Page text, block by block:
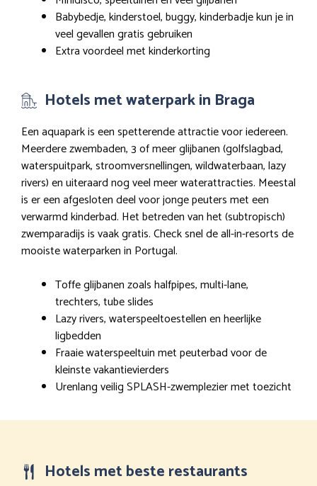
Babybedje, kinderstoel, buggy, kinderbadje kun je in
veel gevallen gratis gebruiken
Extra voordeel met kinderkorting
Hotels met waterpark in Braga
Een aquapark is een spetterende attractie voor iedereen.
Meerdere zwembaden, 3 of meer glijbanen (golfslagbad,
waterspuitpark, stroomversnellingen, wildwaterbaan, lazy
rivers) en uiteraard nog veel meer waterattracties. Meestal
is er een afgesloten deel voor jonge peuters met een
verwarmd kinderbad. Het betreden van het (subtropisch)
zwemparadijs is vaak gratis. Check snel de all-in-resorts de
mooiste waterparken in Portugal.
Toffe glijbanen zoals halfpipes, multi-lane,
trechters, tube slides
Lazy rivers, waterspeeltoestellen en heerlijke
ligbedden
Fraaie waterspeeltuin met peuterbad voor de
kleinste vakantievierders
Urenlang veilig SPLASH-zwemplezier met toezicht
Hotels met beste restaurants